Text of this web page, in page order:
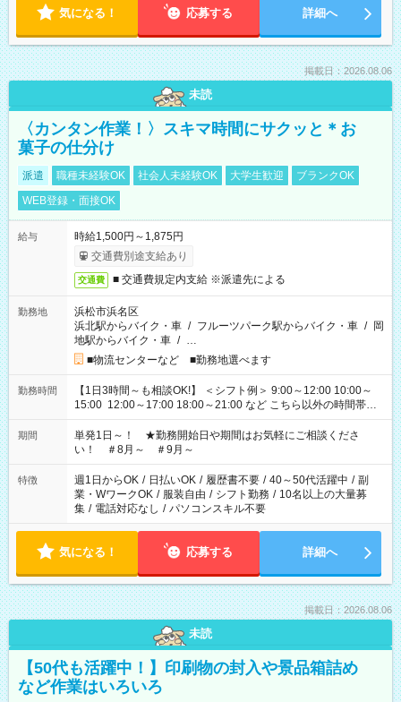
気になる！ 応募する 詳細へ
掲載日：2026.08.06
未読
〈カンタン作業！〉スキマ時間にサクッと＊お
菓子の仕分け
派遣 職種未経験OK 社会人未経験OK 大学生歓迎
ブランクOK
WEB登録・面接OK
給与
時給1,500円～1,875円
交通費別途支給あり
交通費 ■ 交通費規定内支給 ※派遣先による
勤務地
浜松市浜名区
浜北駅からバイク・車 / フルーツパーク駅からバイク・車 / 岡
地駅からバイク・車 / …
■物流センターなど ■勤務地選べます
勤務時間
【1日3時間～も相談OK!】 ＜シフト例＞ 9:00～12:00 10:00～
15:00 12:00～17:00 18:00～21:00 など こちら以外の時間帯も
お気軽にご相談ください！
期間
単発1日～！ ★勤務開始日や期間はお気軽にご相談くださ
い！ ＃8月～ ＃9月～
特徴 週1日からOK / 日払いOK / 履歴書不要 / 40～50代活躍中 / 副
業・WワークOK / 服装自由 / シフト勤務 / 10名以上の大量募
集 / 電話対応なし / パソコンスキル不要
気になる！ 応募する 詳細へ
掲載日：2026.08.06
未読
【50代も活躍中！】印刷物の封入や景品箱詰め
など作業はいろいろ